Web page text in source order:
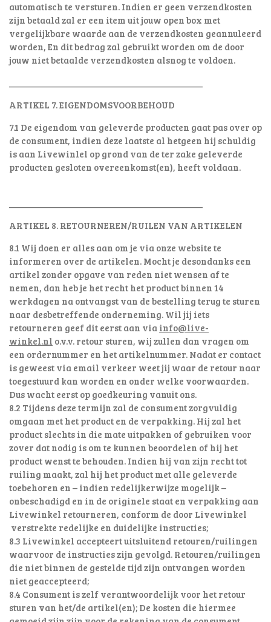
automatisch te versturen. Indien er geen verzendkosten
zijn betaald zal er een item uit jouw open box met
vergelijkbare waarde aan de verzendkosten geannuleerd
worden, En dit bedrag zal gebruikt worden om de door
jouw niet betaalde verzendkosten alsnog te voldoen.
ARTIKEL 7. EIGENDOMSVOORBEHOUD
7.1 De eigendom van geleverde producten gaat pas over op
de consument, indien deze laatste al hetgeen hij schuldig
is aan Livewinlel op grond van de ter zake geleverde
producten gesloten overeenkomst(en), heeft voldaan.
ARTIKEL 8. RETOURNEREN/RUILEN VAN ARTIKELEN
8.1 Wij doen er alles aan om je via onze website te
informeren over de artikelen. Mocht je desondanks een
artikel zonder opgave van reden niet wensen af te
nemen, dan heb je het recht het product binnen 14
werkdagen na ontvangst van de bestelling terug te sturen
naar desbetreffende onderneming. Wil jij iets
retourneren geef dit eerst aan via info@live-
winkel.nl o.v.v. retour sturen, wij zullen dan vragen om
een ordernummer en het artikelnummer. Nadat er contact
is geweest via email verkeer weet jij waar de retour naar
toegestuurd kan worden en onder welke voorwaarden.
Dus wacht eerst op goedkeuring vanuit ons.
8.2 Tijdens deze termijn zal de consument zorgvuldig
omgaan met het product en de verpakking. Hij zal het
product slechts in die mate uitpakken of gebruiken voor
zover dat nodig is om te kunnen beoordelen of hij het
product wenst te behouden. Indien hij van zijn recht tot
ruiling maakt, zal hij het product met alle geleverde
toebehoren en – indien redelijkerwijze mogelijk –
onbeschadigd en in de originele staat en verpakking aan
Livewinkel retourneren, conform de door Livewinkel
verstrekte redelijke en duidelijke instructies;
8.3 Livewinkel accepteert uitsluitend retouren/ruilingen
waarvoor de instructies zijn gevolgd. Retouren/ruilingen
die niet binnen de gestelde tijd zijn ontvangen worden
niet geaccepteerd;
8.4 Consument is zelf verantwoordelijk voor het retour
sturen van het/de artikel(en); De kosten die hiermee